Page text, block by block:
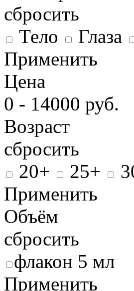
сбросить
Тело
Глаза
Применить
Цена
0 - 14000 руб.
Возраст
сбросить
20+
25+
Применить
Объём
сбросить
флакон 5 мл
Применить